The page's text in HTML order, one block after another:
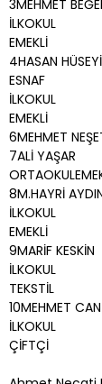
3MEHMET
İLKOKUL
EMEKLİ
4HASAN
ESNAF
İLKOKUL
EMEKLİ
6MEHMET
7ALİ YAŞAR
8M.HAYRİ
İLKOKUL
EMEKLİ
9MARİF KESKİN
İLKOKUL
TEKSTİL
10MEHMET CAN
İLKOKUL
ÇİFTÇİ